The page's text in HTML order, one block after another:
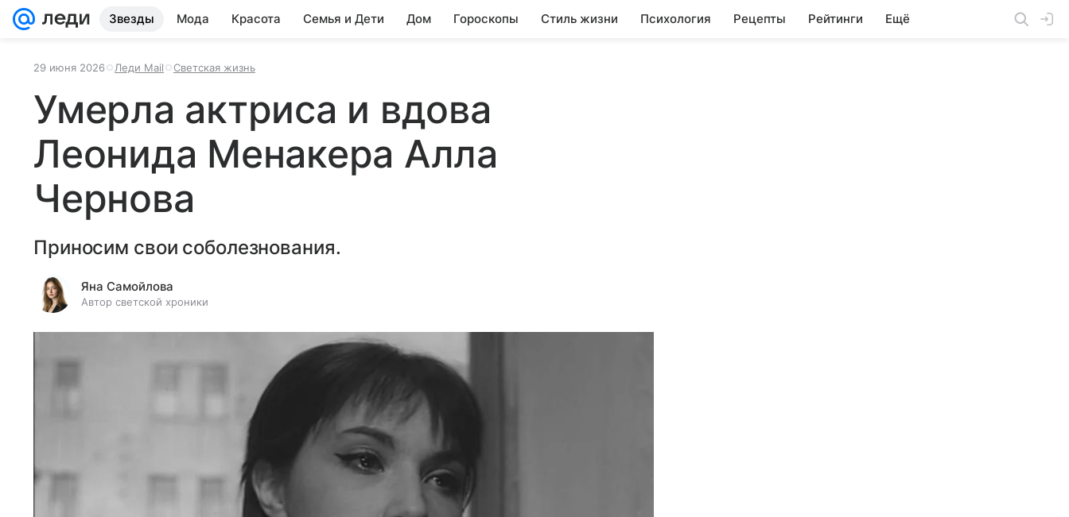
Звезды Мода Красота Семья и Дети Дом Гороскопы Стиль жизни Психология Рецепты Рейтинги Ещё
29 июня 2026 Леди Mail Светская жизнь
Умерла актриса и вдова
Леонида Менакера Алла
Чернова
Приносим свои соболезнования.
Яна Самойлова
Автор светской хроники